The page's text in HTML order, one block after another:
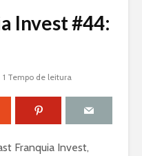
Invest #44:
1 Tempo de leitura
Franquia Invest,